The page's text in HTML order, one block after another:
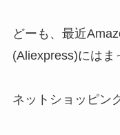
どーも、最近
(Aliexpress)にはま
ネットショッピン